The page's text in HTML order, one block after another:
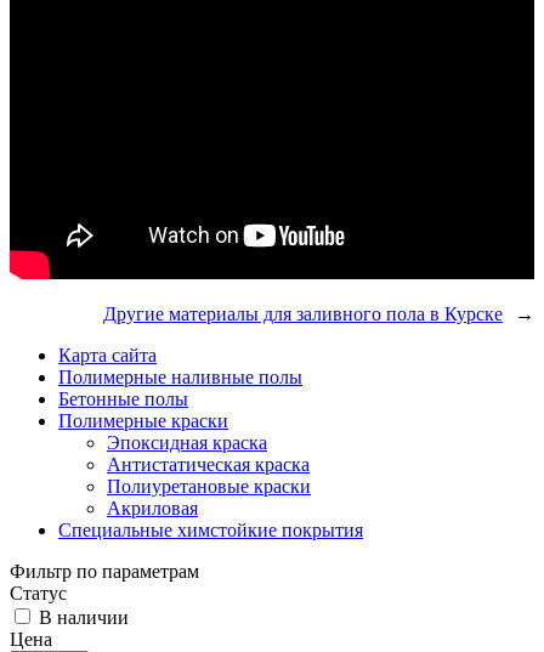
Другие материалы для заливного пола в Курске
→
Карта сайта
Полимерные наливные полы
Бетонные полы
Полимерные краски
Эпоксидная краска
Антистатическая краска
Полиуретановые краски
Акриловая
Специальные химстойкие покрытия
Фильтр по параметрам
Статус
В наличии
Цена